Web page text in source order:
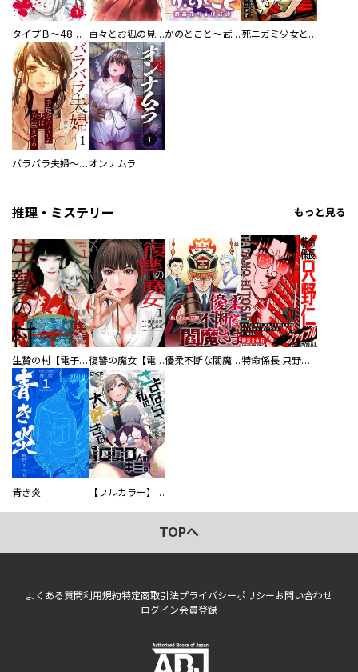
タイプＢ～48時間後、致死率100％～【単話】 百々とお狐の見習い巫女生活【単行本版】 かのとこと～武蔵花町怪話譚～ 【連載版】 死ニガミ少女とスマホ神
バラバラ夫婦～手足をなくした夫はまだ生きてる オンナムラ
推理・ミステリー もっと見る
生贄の村【電子単行本版】 復讐の魔女【電子単行本版】 優柔不断な閻魔さま 特命係長 只野仁ファイナル 愛蔵版
青き炎 【フルカラー】さよなら、私の大好きな１０００人のキミ。
TOPへ
よくある質問利用規約特定商取引法プライバシーポリシーお問い合わせ
ログイン会員登録